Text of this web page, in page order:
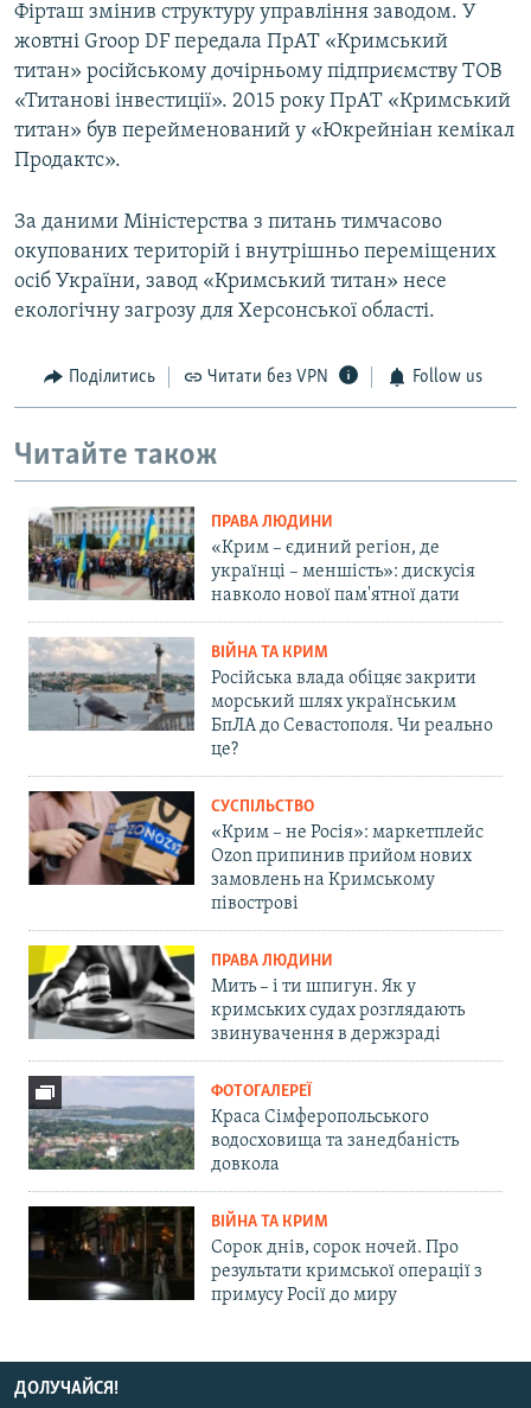
Фірташ змінив структуру управління заводом. У
жовтні Groop DF передала ПрАТ «Кримський
титан» російському дочірньому підприємству ТОВ
«Титанові інвестиції». 2015 року ПрАТ «Кримський
титан» був перейменований у «Юкрейніан кемікал
Продактс».
За даними Міністерства з питань тимчасово
окупованих територій і внутрішньо переміщених
осіб України, завод «Кримський титан» несе
екологічну загрозу для Херсонської області.
Поділитись Читати без VPN Follow us
Читайте також
ПРАВА ЛЮДИНИ
«Крим – єдиний регіон, де
українці – меншість»: дискусія
навколо нової пам'ятної дати
ВІЙНА ТА КРИМ
Російська влада обіцяє закрити
морський шлях українським
БпЛА до Севастополя. Чи реально
це?
СУСПІЛЬСТВО
«Крим – не Росія»: маркетплейс
Ozon припинив прийом нових
замовлень на Кримському
півострові
ПРАВА ЛЮДИНИ
Мить – і ти шпигун. Як у
кримських судах розглядають
звинувачення в держзраді
ФОТОГАЛЕРЕЇ
Краса Сімферопольського
водосховища та занедбаність
довкола
ВІЙНА ТА КРИМ
Сорок днів, сорок ночей. Про
результати кримської операції з
примусу Росії до миру
ДОЛУЧАЙСЯ!